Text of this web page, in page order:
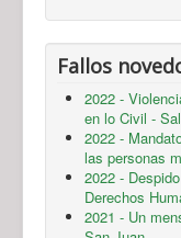
Fallos
2022 -
en lo Civil -
2022 -
las personas
2022 -
Derechos
2021 - Un